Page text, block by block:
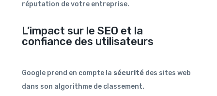
réputation de votre entreprise.
L’impact sur le SEO et la
confiance des utilisateurs
Google prend en compte la sécuritédes sites web
dans son algorithme de classement.